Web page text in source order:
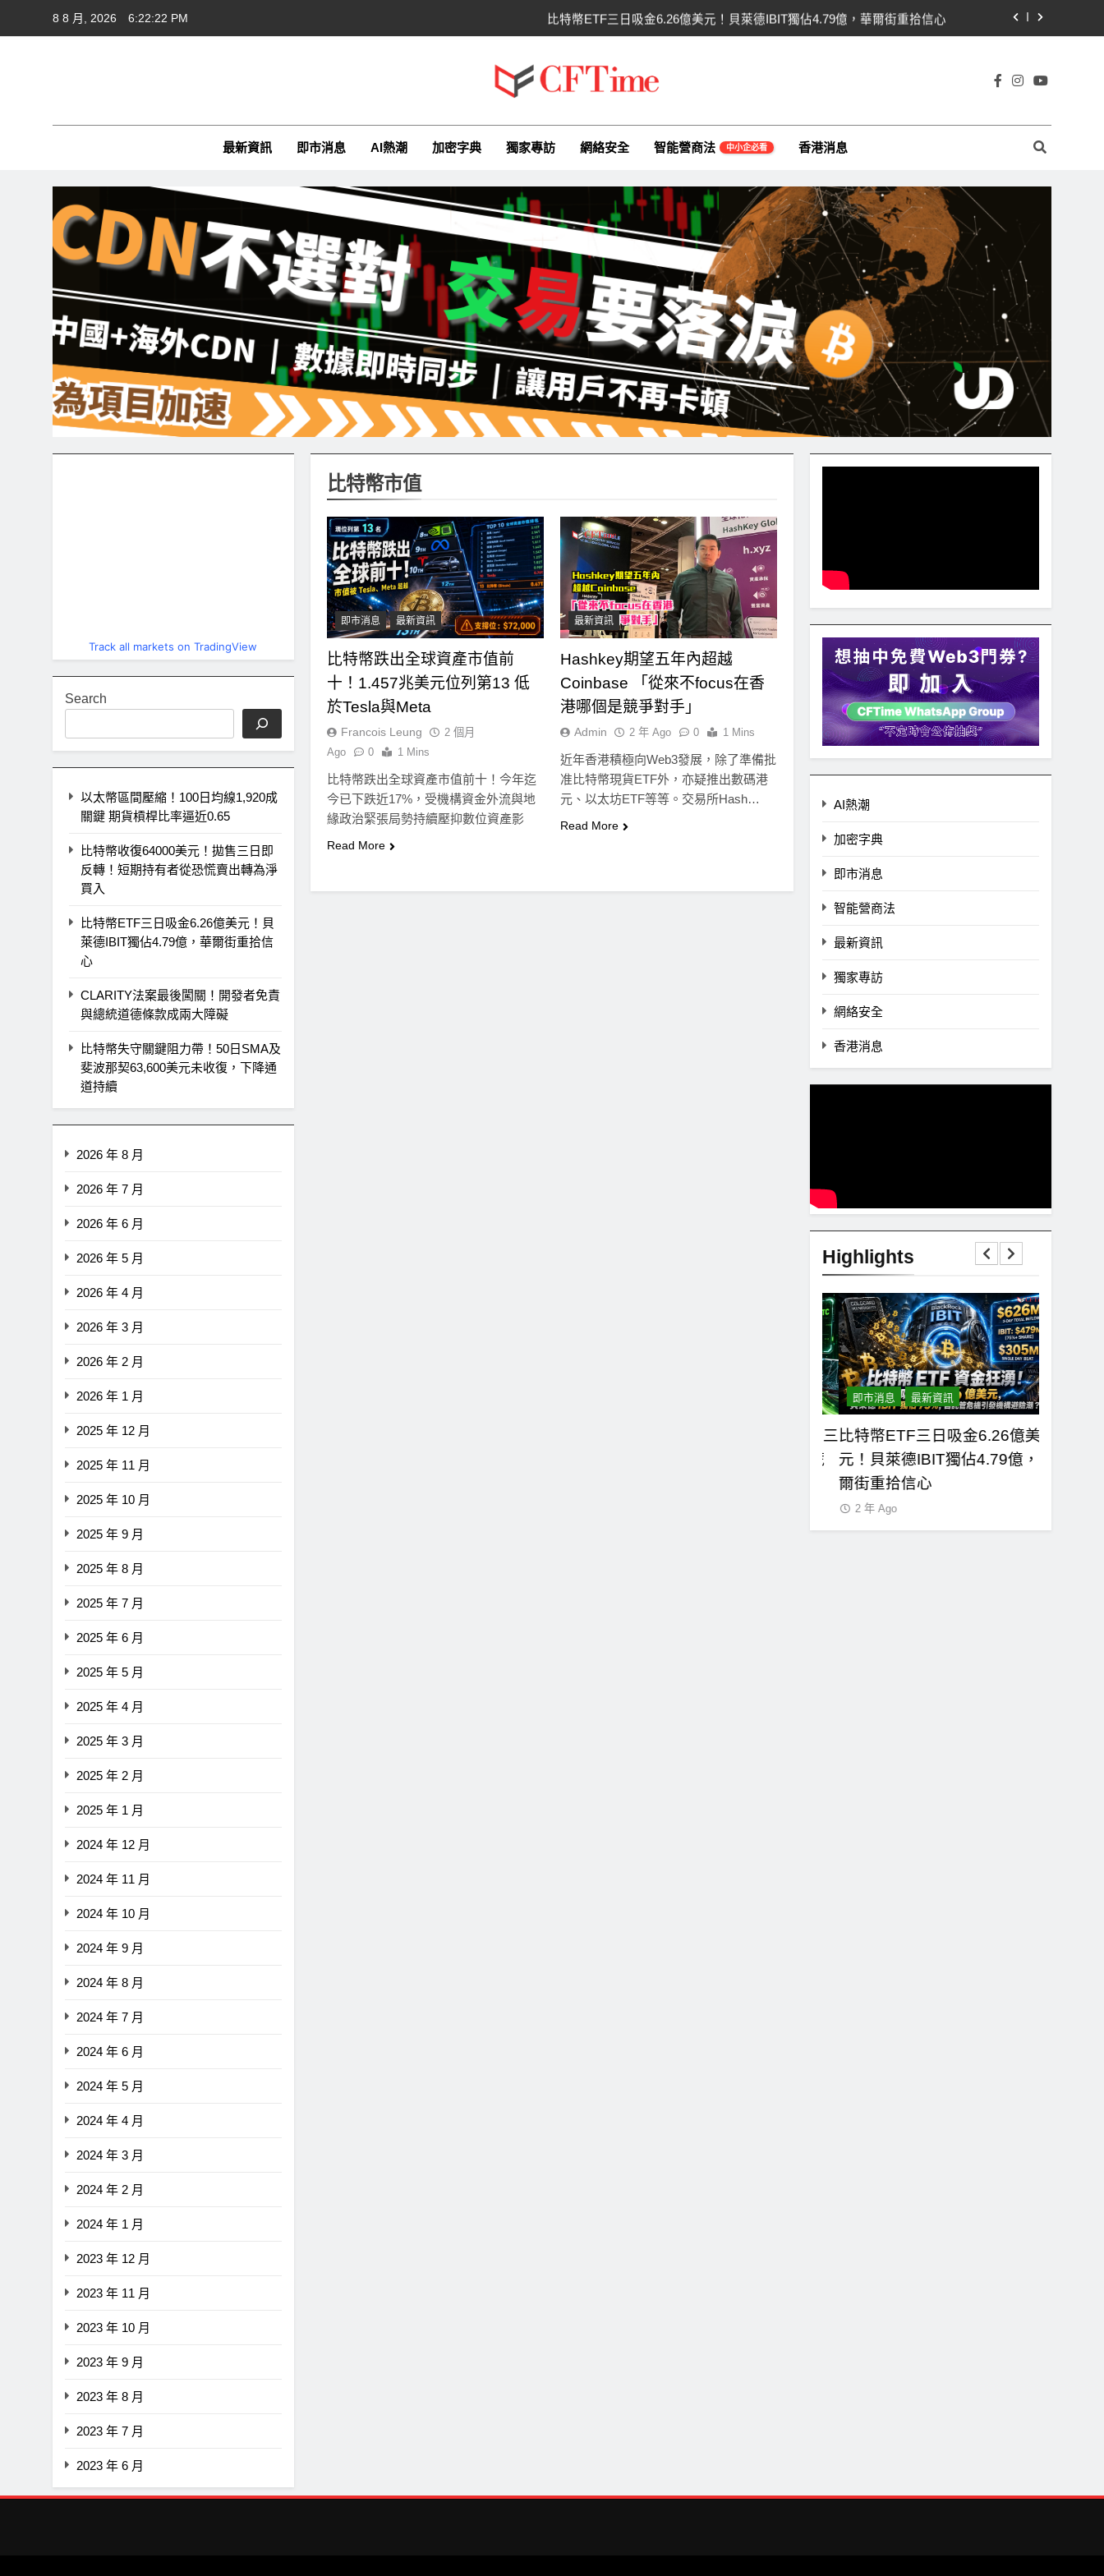
8 8 月, 2026 6:22:23 PM 比特幣ETF三日吸金6.26億美元！貝萊德IBIT獨佔4.79億，華爾街重拾信心
以太幣區間壓縮！100日均線1,920成關鍵 期貨槓桿比率逼近0.65
比特幣收復64000美元！拋售三日即反轉！短期持有者從恐慌賣出轉為淨買入
CLARITY法案最後闖關！開發者免責與總統道德條款成兩大障礙
Cftime.io
CFTime與你一同探索有關AI（ChatGPT）、區塊鏈、NFT、加密貨幣、元宇宙及金融科技FinTech等資訊。
最新資訊
即市消息 AI熱潮 加密字典 獨家專訪 網絡安全 智能營商法 中小企必看 香港消息
Track all markets on TradingView
Search
以太幣區間壓縮！100日均線1,920成
關鍵 期貨槓桿比率逼近0.65
比特幣收復64000美元！拋售三日即
反轉！短期持有者從恐慌賣出轉為淨
買入
比特幣ETF三日吸金6.26億美元！貝
萊德IBIT獨佔4.79億，華爾街重拾信
心
CLARITY法案最後闖關！開發者免責
與總統道德條款成兩大障礙
比特幣失守關鍵阻力帶！50日SMA及
斐波那契63,600美元未收復，下降通
道持續
2026 年 8 月
2026 年 7 月
2026 年 6 月
2026 年 5 月
2026 年 4 月
2026 年 3 月
2026 年 2 月
2026 年 1 月
2025 年 12 月
2025 年 11 月
2025 年 10 月
2025 年 9 月
2025 年 8 月
2025 年 7 月
2025 年 6 月
2025 年 5 月
2025 年 4 月
2025 年 3 月
2025 年 2 月
2025 年 1 月
2024 年 12 月
2024 年 11 月
2024 年 10 月
2024 年 9 月
2024 年 8 月
2024 年 7 月
2024 年 6 月
2024 年 5 月
2024 年 4 月
2024 年 3 月
2024 年 2 月
2024 年 1 月
2023 年 12 月
2023 年 11 月
2023 年 10 月
2023 年 9 月
2023 年 8 月
2023 年 7 月
2023 年 6 月
比特幣市值
即市消息 最新資訊
比特幣跌出全球資產市值前
十！1.457兆美元位列第13 低
於Tesla與Meta
Francois Leung
2 個月
Ago
0 1 Mins
比特幣跌出全球資產市值前十！今年迄
今已下跌近17%，受機構資金外流與地
緣政治緊張局勢持續壓抑數位資產影
響。根據…
Read More
最新資訊
Hashkey期望五年內超越
Coinbase 「從來不focus在香
港哪個是競爭對手」
Admin 2 年 Ago 0 1 Mins
近年香港積極向Web3發展，除了準備批
准比特幣現貨ETF外，亦疑推出數碼港
元、以太坊ETF等等。交易所Hash…
Read More
AI熱潮
加密字典
即市消息
智能營商法
最新資訊
獨家專訪
網絡安全
香港消息
Highlights
即市消息 最新資訊
比特幣ETF三日吸金6.26億美
元！貝萊德IBIT獨佔4.79億，華
爾街重拾信心
2 年 Ago